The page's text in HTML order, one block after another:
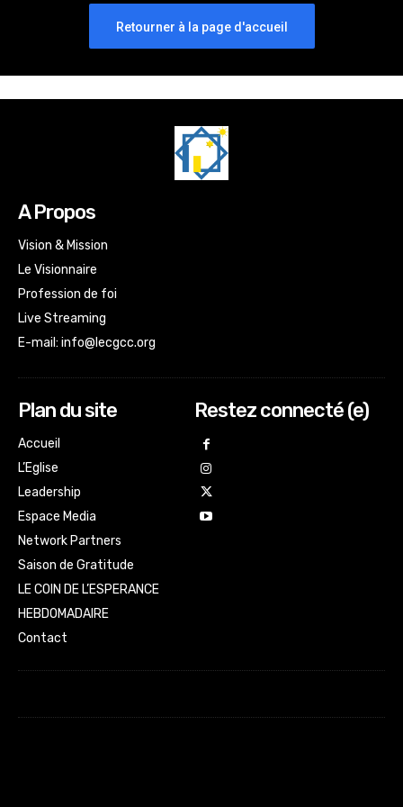
Retourner à la page d'accueil
A Propos
Vision & Mission
Le Visionnaire
Profession de foi
Live Streaming
E-mail: info@lecgcc.org
Plan du site
Accueil
L’Eglise
Leadership
Espace Media
Network Partners
Saison de Gratitude
LE COIN DE L’ESPERANCE
HEBDOMADAIRE
Contact
Restez connecté (e)